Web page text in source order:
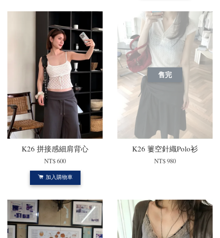
K26 拼接感細肩背心
NT$ 600
加入購物車
售完
K26 簍空針織Polo衫
NT$ 980